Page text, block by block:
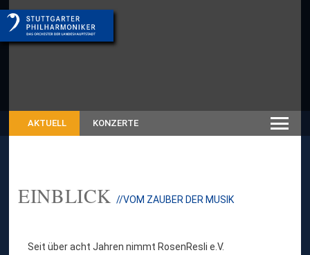
AKTUELL KONZERTE
EINBLICK //VOM ZAUBER DER MUSIK
Seit über acht Jahren nimmt RosenResli e.V.